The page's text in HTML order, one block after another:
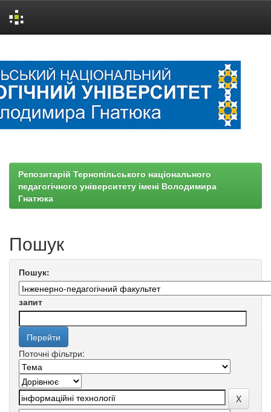
Репозитарій Тернопільського національного
педагогічного університету імені Володимира
Гнатюка
Пошук
Пошук:
запит
Поточні фільтри: